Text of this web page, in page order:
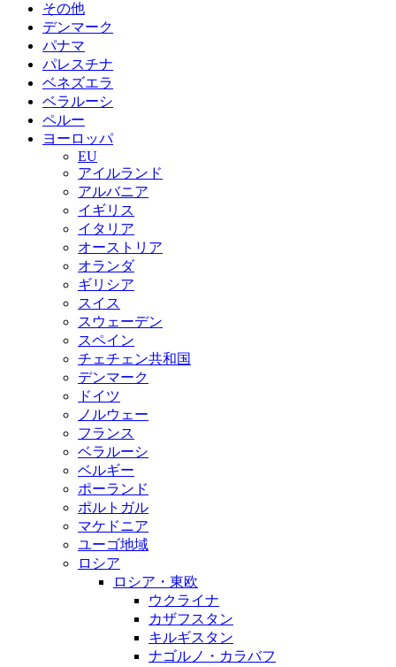
その他
デンマーク
パナマ
パレスチナ
ベネズエラ
ベラルーシ
ペルー
ヨーロッパ
EU
アイルランド
アルバニア
イギリス
イタリア
オーストリア
オランダ
ギリシア
スイス
スウェーデン
スペイン
チェチェン共和国
デンマーク
ドイツ
ノルウェー
フランス
ベラルーシ
ベルギー
ポーランド
ポルトガル
マケドニア
ユーゴ地域
ロシア
ロシア・東欧
ウクライナ
カザフスタン
キルギスタン
ナゴルノ・カラバフ